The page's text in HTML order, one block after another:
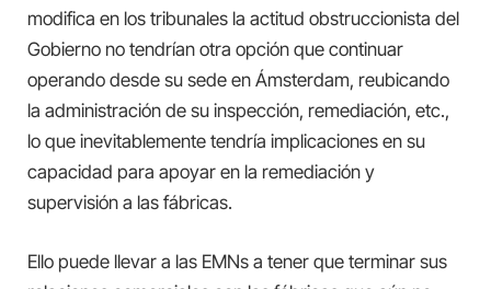
modifica en los tribunales la actitud obstruccionista del
Gobierno no tendrían otra opción que continuar
operando desde su sede en Ámsterdam, reubicando
la administración de su inspección, remediación, etc.,
lo que inevitablemente tendría implicaciones en su
capacidad para apoyar en la remediación y
supervisión a las fábricas.
Ello puede llevar a las EMNs a tener que terminar sus